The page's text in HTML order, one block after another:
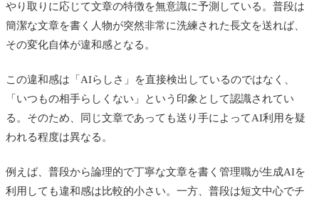
やり取りに応じて文章の特徴を無意識に予測している。普段は
簡潔な文章を書く人物が突然非常に洗練された長文を送れば、
その変化自体が違和感となる。
この違和感は「AIらしさ」を直接検出しているのではなく、
「いつもの相手らしくない」という印象として認識されてい
る。そのため、同じ文章であっても送り手によってAI利用を疑
われる程度は異なる。
例えば、普段から論理的で丁寧な文章を書く管理職が生成AIを
利用しても違和感は比較的小さい。一方、普段は短文中心でチ